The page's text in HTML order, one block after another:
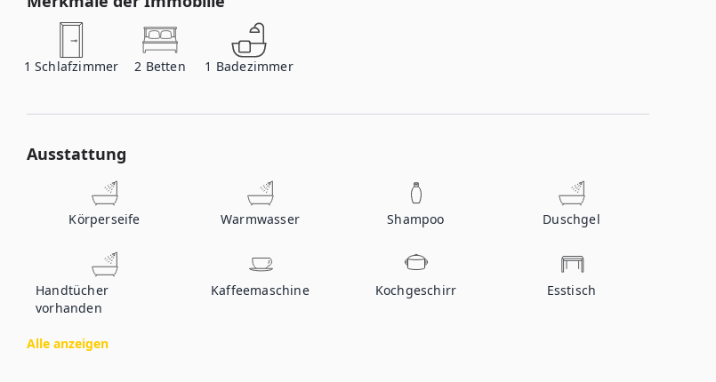
1 Schlafzimmer 2 Betten 1 Badezimmer
Ausstattung
Körperseife Warmwasser Shampoo Duschgel
Handtücher
vorhanden
Kaffeemaschine Kochgeschirr Esstisch
Alle anzeigen